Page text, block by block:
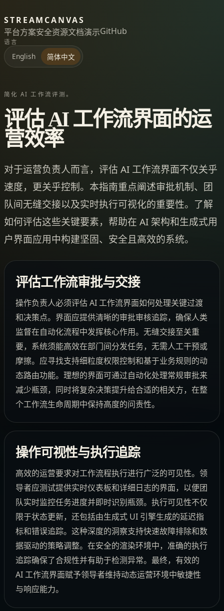
STREAMCANVAS
平台方案安全资源文档演示GitHub
语言
English 简体中文
简化 AI 工作流评测。
评估 AI 工作流界面的运
营效率
对于运营负责人而言，评估 AI 工作流界面不仅关乎
速度，更关乎控制。本指南重点阐述审批机制、团
队间无缝交接以及实时执行可视化的重要性。了解
如何评估这些关键要素，帮助在 AI 架构和生成式用
户界面应用中构建坚固、安全且高效的系统。
评估工作流审批与交接
操作负责人必须评估 AI 工作流界面如何处理关键过渡
和决策点。界面应提供清晰的审批审核追踪，确保人类
监督在自动化流程中发挥核心作用。无缝交接至关重
要，系统须能高效在部门间分发任务，无需人工干预或
摩擦。应寻找支持细粒度权限控制和基于业务规则的动
态路由功能。理想的界面可通过自动化处理常规审批来
减少瓶颈，同时将复杂决策提升给合适的相关方，在整
个工作流生命周期中保持高度的问责性。
操作可视性与执行追踪
高效的运营要求对工作流程执行进行广泛的可见性。领
导者应测试提供实时仪表板和详细日志的界面，以便团
队实时监控任务进度并即时识别瓶颈。执行可见性不仅
限于状态更新，还包括由生成式 UI 引擎生成的延迟指
标和错误追踪。这种深度的洞察支持快速故障排除和数
据驱动的策略调整。在安全的渲染环境中，准确的执行
追踪确保了合规性并有助于检测异常。最终，有效的
AI 工作流界面赋予领导者维持动态运营环境中敏捷性
与响应能力。